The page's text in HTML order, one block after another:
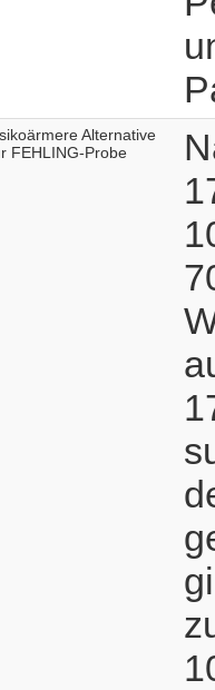
Alternative
FEHLING-Probe